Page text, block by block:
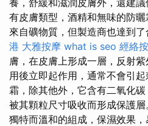
養，舒緩和滋潤皮膚外，還建
有皮膚類型，酒精和無味的防曬
來自礦物質，但製造商也達到了
港 大雅按摩 what is seo 經絡
膚，在皮膚上形成一層，反射紫
用後立即起作用，通常不會引
霜，除其他外，它含有二氧化
被其顆粒尺寸吸收而形成保護層
獨特而溫和的組成，保濕效果